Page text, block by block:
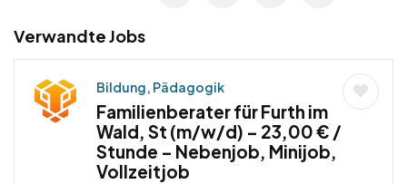
Verwandte Jobs
Bildung, Pädagogik
Familienberater für Furth im
Wald, St (m/w/d) – 23,00 € /
Stunde – Nebenjob, Minijob,
Vollzeitjob